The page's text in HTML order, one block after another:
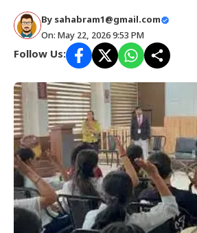
By sahabram1@gmail.com
On: May 22, 2026 9:53 PM
Follow Us: